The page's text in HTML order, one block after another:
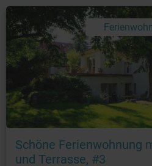
Schöne Ferienwohnung
und Terrasse, #3